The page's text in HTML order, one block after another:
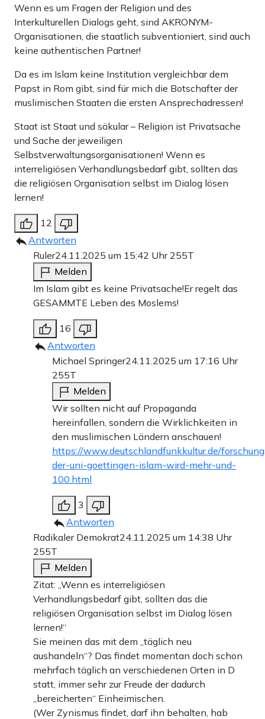
Wenn es um Fragen der Religion und des
Interkulturellen Dialogs geht, sind AKRONYM-
Organisationen, die staatlich subventioniert, sind auch
keine authentischen Partner!
Da es im Islam keine Institution vergleichbar dem
Papst in Rom gibt, sind für mich die Botschafter der
muslimischen Staaten die ersten Ansprechadressen!
Staat ist Staat und säkular – Religion ist Privatsache
und Sache der jeweiligen
Selbstverwaltungsorganisationen! Wenn es
interreligiösen Verhandlungsbedarf gibt, sollten das
die religiösen Organisation selbst im Dialog lösen
lernen!
12
Antworten
Ruler24.11.2025 um 15:42 Uhr 255T
Melden
Im Islam gibt es keine Privatsache!Er regelt das
GESAMMTE Leben des Moslems!
16
Antworten
Michael Springer24.11.2025 um 17:16 Uhr
255T
Melden
Wir sollten nicht auf Propaganda
hereinfallen, sondern die Wirklichkeiten in
den muslimischen Ländern anschauen!
https://www.deutschlandfunkkultur.de/
der-uni-goettingen-islam-wird-mehr-und-
100.html
3
Antworten
Radikaler Demokrat24.11.2025 um 14:38 Uhr
255T
Melden
Zitat: „Wenn es interreligiösen
Verhandlungsbedarf gibt, sollten das die
religiösen Organisation selbst im Dialog lösen
lernen!“
Sie meinen das mit dem „täglich neu
aushandeln“? Das findet momentan doch schon
mehrfach täglich an verschiedenen Orten in D
statt, immer sehr zur Freude der dadurch
„bereicherten“ Einheimischen.
(Wer Zynismus findet, darf ihn behalten, hab